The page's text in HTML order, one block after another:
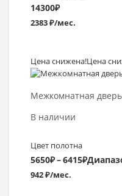
14300₽
2383 ₽/мес.
Цена снижена!Цена
Межкомнатная дверь
В наличии
Цвет полотна
5650₽–6415₽
942 ₽/мес.